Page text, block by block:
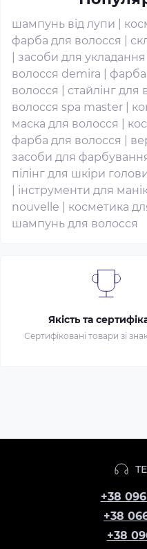
шампунь від лупи
фарба для волосся
засоби для укладання
волосся demira
фарба
волосся
стайлінг для
волосся spa master
маска для волосся
фарба для волосся
засоби для
пілінг для шкіри
інструменти для
nouvelle
косметика
шампунь для волосся
Якість та
Сертифіковані товари зі
+38
+38
+38